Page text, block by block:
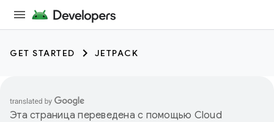
GET STARTED JETPACK
Эта страница переведена с помощью Cloud